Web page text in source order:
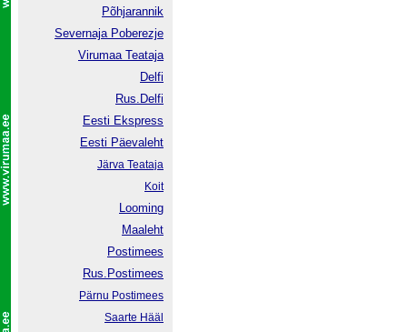
Põhjarannik
Severnaja Poberezje
Virumaa Teataja
Delfi
Rus.Delfi
Eesti Ekspress
Eesti Päevaleht
Järva Teataja
Koit
Looming
Maaleht
Postimees
Rus.Postimees
Pärnu Postimees
Saarte Hääl